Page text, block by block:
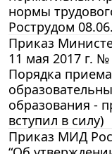
нормы
Рострудом
Приказ
11 мая 2017 г.
Порядка
образования -
вступил в силу)
Приказ МИД